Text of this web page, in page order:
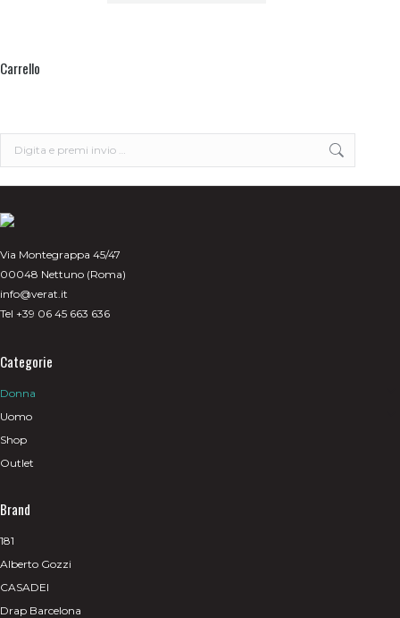
scelte
nella
pagina
Carrello
Via Montegrappa 45/47
00048 Nettuno (Roma)
info@verat.it
Tel +39 06 45 663 636
Categorie
Donna
Uomo
Shop
Outlet
Brand
181
Alberto Gozzi
CASADEI
Drap Barcelona